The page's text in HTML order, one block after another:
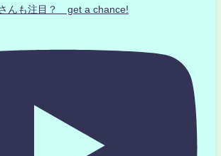
んも注目？ get a chance!